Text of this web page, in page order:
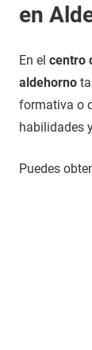
en
En el centro
aldehorno
formativa o
habilidades
Puedes